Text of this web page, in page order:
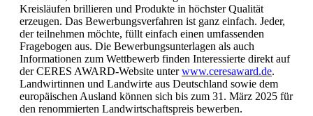
Kreisläufen brillieren und Produkte in höchster Qualität
erzeugen. Das Bewerbungsverfahren ist ganz einfach. Jeder,
der teilnehmen möchte, füllt einfach einen umfassenden
Fragebogen aus. Die Bewerbungsunterlagen als auch
Informationen zum Wettbewerb finden Interessierte direkt auf
der CERES AWARD-Website unterwww.ceresaward.de.
Landwirtinnen und Landwirte aus Deutschland sowie dem
europäischen Ausland können sich bis zum 31. März 2025 für
den renommierten Landwirtschaftspreis bewerben.